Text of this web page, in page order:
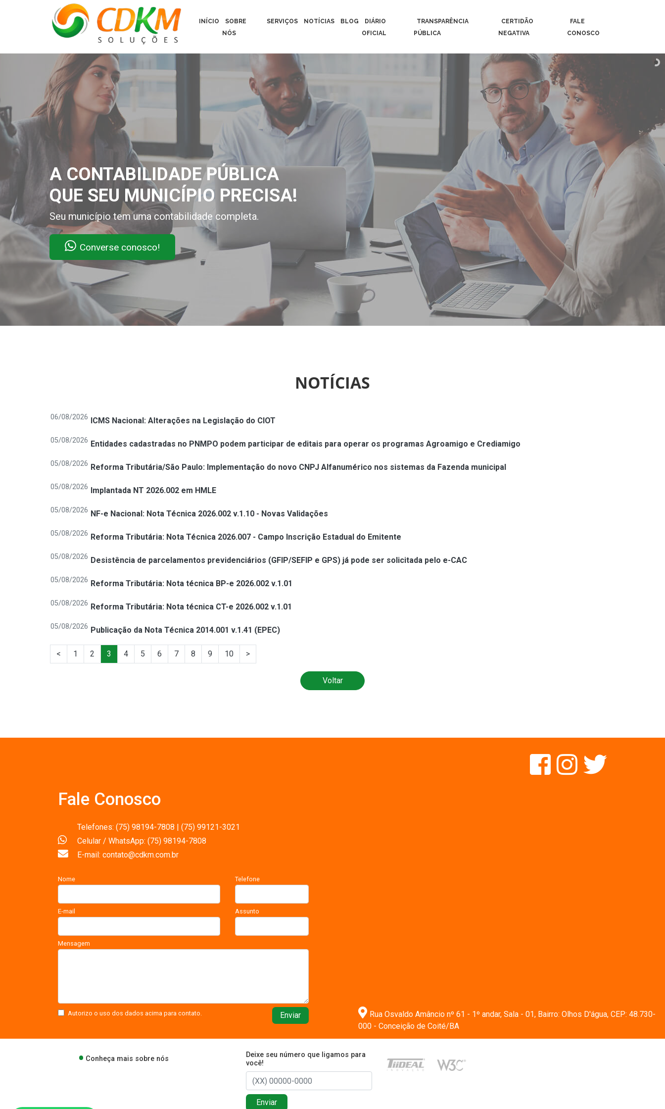
INÍCIO
SOBRE
NÓS
SERVIÇOS NOTÍCIAS BLOG
DIÁRIO
OFICIAL
TRANSPARÊNCIA
PÚBLICA
CERTIDÃO
NEGATIVA
FALE
CONOSCO
A CONTABILIDADE PÚBLICA
QUE SEU MUNICÍPIO PRECISA!
Seu município tem uma contabilidade completa.
Converse conosco!
NOTÍCIAS
06/08/2026 ICMS Nacional: Alterações na Legislação do CIOT
05/08/2026 Entidades cadastradas no PNMPO podem participar de editais para operar os programas Agroamigo e Crediamigo
05/08/2026 Reforma Tributária/São Paulo: Implementação do novo CNPJ Alfanumérico nos sistemas da Fazenda municipal
05/08/2026 Implantada NT 2026.002 em HMLE
05/08/2026 NF-e Nacional: Nota Técnica 2026.002 v.1.10 - Novas Validações
05/08/2026 Reforma Tributária: Nota Técnica 2026.007 - Campo Inscrição Estadual do Emitente
05/08/2026 Desistência de parcelamentos previdenciários (GFIP/SEFIP e GPS) já pode ser solicitada pelo e-CAC
05/08/2026 Reforma Tributária: Nota técnica BP-e 2026.002 v.1.01
05/08/2026 Reforma Tributária: Nota técnica CT-e 2026.002 v.1.01
05/08/2026 Publicação da Nota Técnica 2014.001 v.1.41 (EPEC)
< 1 2 3 4 5 6 7 8 9 10 >
Voltar
Fale Conosco
Telefones: (75) 98194-7808 | (75) 99121-3021
Celular / WhatsApp: (75) 98194-7808
E-mail: contato@cdkm.com.br
Nome Telefone
E-mail Assunto
Mensagem
Autorizo o uso dos dados acima para contato. Enviar
Rua Osvaldo Amâncio nº 61 - 1º andar, Sala - 01, Bairro: Olhos D'água, CEP: 48.730-
000 - Conceição de Coité/BA
Conheça mais sobre nós
Deixe seu número que ligamos para
você!
Enviar